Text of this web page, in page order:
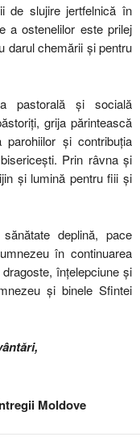
de slujire jertfelnică în
a ostenelilor este prilej
darul chemării și pentru
pastorală și socială
grija părintească
și contribuția
Prin râvna și
și lumină pentru fiii și
deplină, pace
în continuarea
înțelepciune și
și binele Sfintei
Moldove